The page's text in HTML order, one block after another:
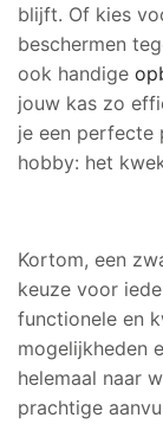
blijft. Of kies
beschermen
ook handige
jouw kas zo
je een perfecte
hobby: het
Kortom, een
keuze voor
functionele en
mogelijkheden
helemaal naar
prachtige